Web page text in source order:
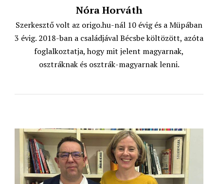
Nóra Horváth
Szerkesztő volt az origo.hu-nál 10 évig és a Müpában
3 évig. 2018-ban a családjával Bécsbe költözött, azóta
foglalkoztatja, hogy mit jelent magyarnak,
osztráknak és osztrák-magyarnak lenni.